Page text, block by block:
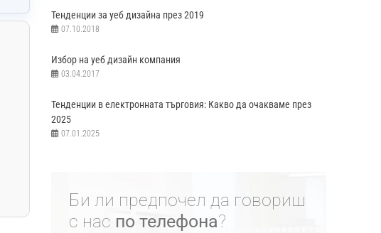
Тенденции за уеб дизайна през 2019
07.10.2018
Избор на уеб дизайн компания
03.04.2017
Тенденции в електронната търговия: Какво да очакваме през
2025
07.01.2025
Би ли предпочел да говориш
с нас по телефона?